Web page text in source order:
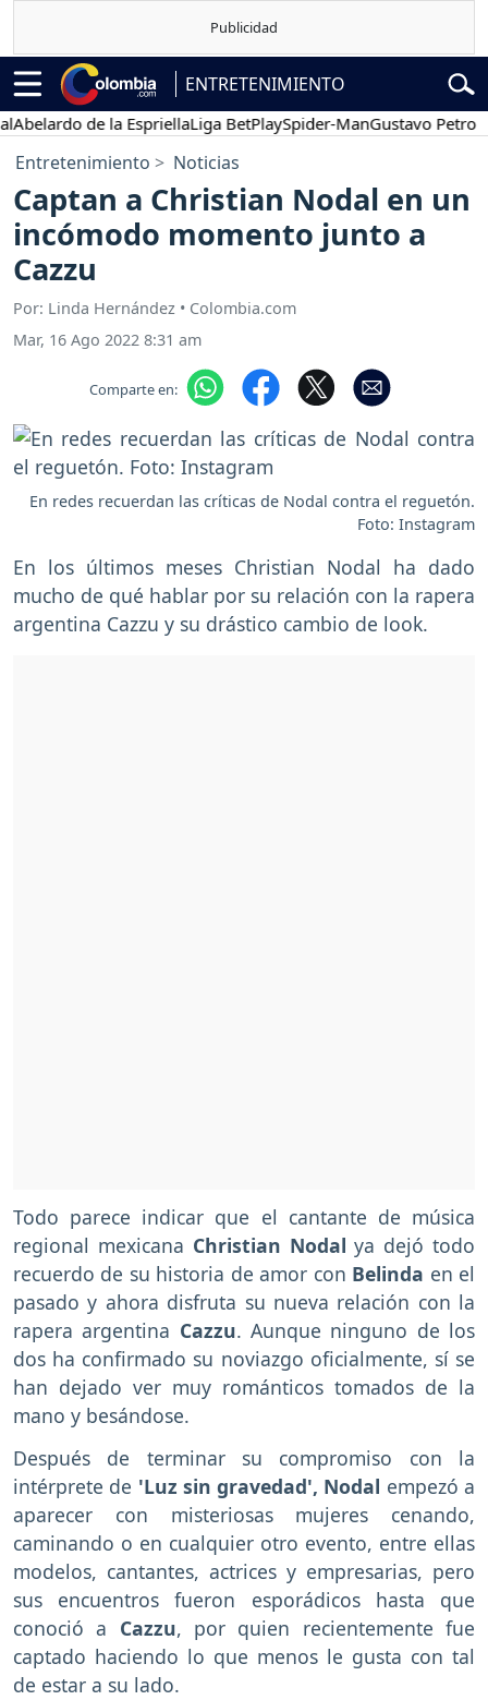
ENTRETENIMIENTO
de la EspriellaLiga BetPlaySpider-ManGustavo Petro
Entretenimiento Noticias
Captan a Christian Nodal en un
incómodo momento junto a
Cazzu
Por: Linda Hernández • Colombia.com
Mar, 16 Ago 2022 8:31 am
Comparte en:
En redes recuerdan las críticas de Nodal contra el reguetón.
Foto: Instagram
En los últimos meses Christian Nodal ha dado
mucho de qué hablar por su relación con la rapera
argentina Cazzu y su drástico cambio de look.
Todo parece indicar que el cantante de música
regional mexicana Christian Nodalya dejó todo
recuerdo de su historia de amor con Belinda en el
pasado y ahora disfruta su nueva relación con la
rapera argentina Cazzu. Aunque ninguno de los
dos ha confirmado su noviazgo oficialmente, sí se
han dejado ver muy románticos tomados de la
mano y besándose.
Después de terminar su compromiso con la
intérprete de 'Luz sin gravedad', Nodal empezó a
aparecer con misteriosas mujeres cenando,
caminando o en cualquier otro evento, entre ellas
modelos, cantantes, actrices y empresarias, pero
sus encuentros fueron esporádicos hasta que
conoció a Cazzu, por quien recientemente fue
captado haciendo lo que menos le gusta con tal
de estar a su lado.